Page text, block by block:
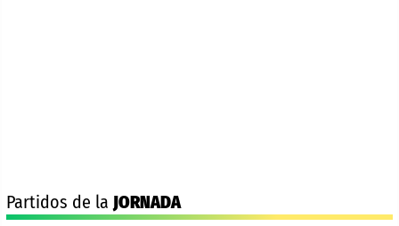
Partidos de la JORNADA